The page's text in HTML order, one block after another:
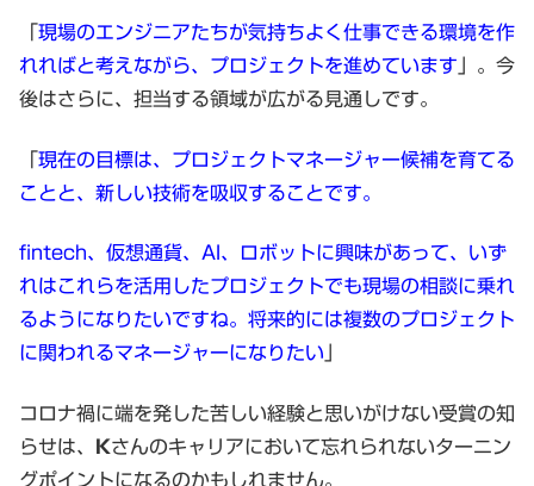
現場のエンジニアたちが気持ちよく仕事できる環境を作
れればと考えながら、プロジェクトを進めています 」。今
後はさらに、担当する領域が広がる見通しです。
現在の目標は、プロジェクトマネージャー候補を育てる
ことと、新しい技術を吸収することです。
fintech、仮想通貨、AI、ロボットに興味があって、いず
れはこれらを活用したプロジェクトでも現場の相談に乗れ
るようになりたいですね。将来的には複数のプロジェクト
に関われるマネージャーになりたい
コロナ禍に端を発した苦しい経験と思いがけない受賞の知
らせは、
Kさんのキャリアにおいて忘れられないターニン
グポイントになるのかもしれません。